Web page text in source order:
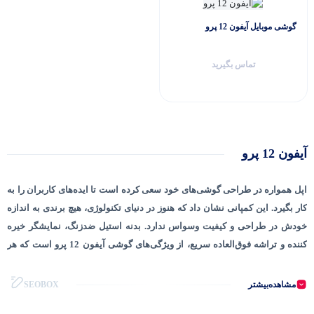
گوشی موبایل آیفون 12 پرو
تماس بگیرید
آیفون 12 پرو
اپل همواره در طراحی گوشی‌های خود سعی کرده است تا ایده‌های کاربران را به
کار بگیرد. این کمپانی نشان داد که هنوز در دنیای تکنولوژی، هیچ برندی به اندازه
خودش در طراحی و کیفیت وسواس ندارد. بدنه استیل ضدزنگ، نمایشگر خیره
کننده و تراشه فوق‌العاده سریع، از ویژگی‌های گوشی آیفون 12 پرو است که هر
مشاهده‌بیشتر SEOBOX